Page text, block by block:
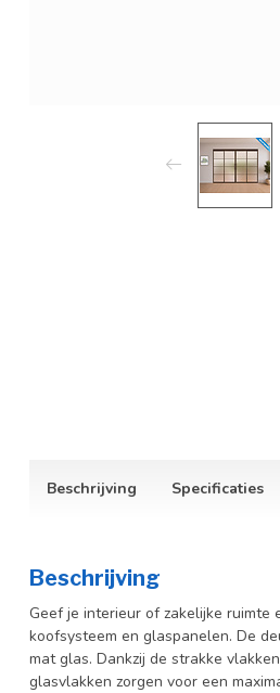
Beschrijving Specificaties
Beschrijving
Geef je interieur of zakelijke ruimte
koofsysteem en glaspanelen. De
matglas. Dankzij de strakke
glasvlakken zorgen voor een